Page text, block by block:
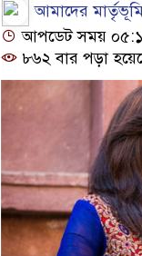
আমাদের
আপডেট সময়
৮৬২ বার পড়া